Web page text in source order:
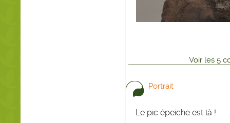
Voir les 5
Portrait
Le pic épeiche est là !